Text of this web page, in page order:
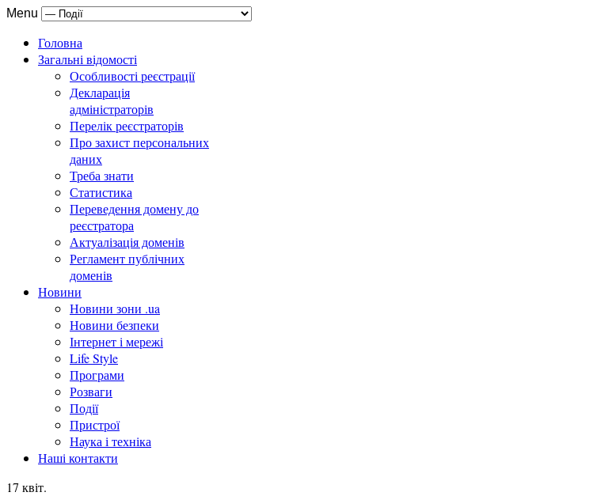
Menu
Головна
Загальні відомості
Особливості реєстрації
Декларація
адміністраторів
Перелік реєстраторів
Про захист персональних
даних
Треба знати
Статистика
Переведення домену до
реєстратора
Актуалізація доменів
Регламент публічних
доменів
Новини
Новини зони .ua
Новини безпеки
Інтернет і мережі
Life Style
Програми
Розваги
Події
Пристрої
Наука і техніка
Наші контакти
17 квіт.